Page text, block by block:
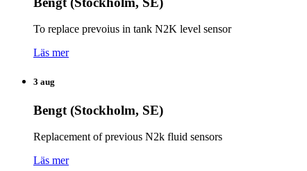
To replace prevoius in tank N2K level sensor
Läs mer
3 aug
Bengt (Stockholm, SE)
Replacement of previous N2k fluid sensors
Läs mer